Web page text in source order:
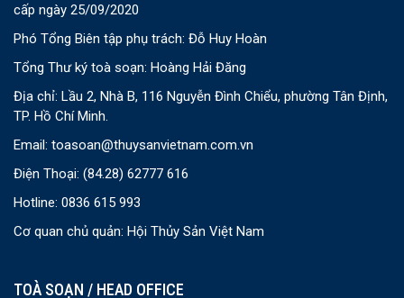
cấp ngày 25/09/2020
Phó Tổng Biên tập phụ trách: Đỗ Huy Hoàn
Tổng Thư ký toà soạn: Hoàng Hải Đăng
Địa chỉ: Lầu 2, Nhà B, 116 Nguyễn Đình Chiểu, phường Tân Định,
TP. Hồ Chí Minh.
Email: toasoan@thuysanvietnam.com.vn
Điện Thoại: (84.28) 62777 616
Hotline: 0836 615 993
Cơ quan chủ quản: Hội Thủy Sản Việt Nam
TOÀ SOẠN / HEAD OFFICE